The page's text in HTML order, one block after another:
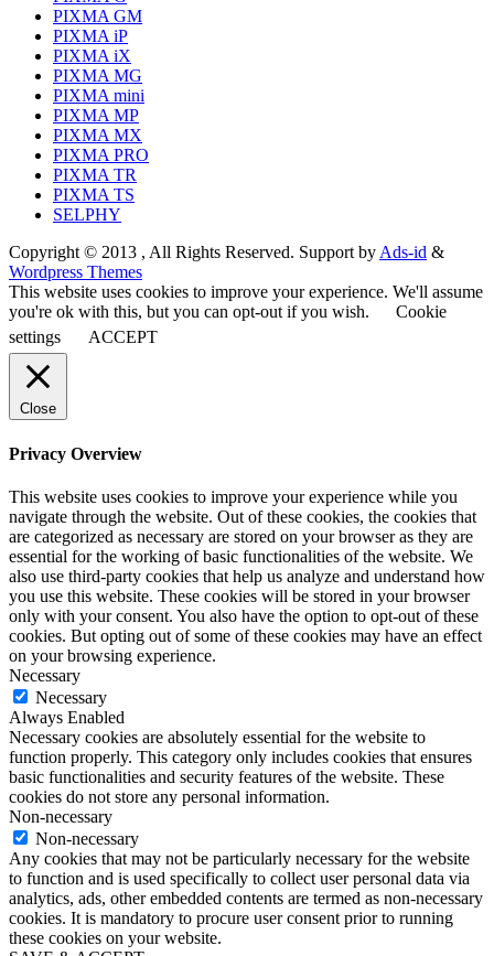
PIXMA GM
PIXMA iP
PIXMA iX
PIXMA MG
PIXMA mini
PIXMA MP
PIXMA MX
PIXMA PRO
PIXMA TR
PIXMA TS
SELPHY
Copyright © 2013 , All Rights Reserved. Support byAds-id &
Wordpress Themes
This website uses cookies to improve your experience. We'll assume
you're ok with this, but you can opt-out if you wish.
Cookie
settings
ACCEPT
Close
Privacy Overview
This website uses cookies to improve your experience while you
navigate through the website. Out of these cookies, the cookies that
are categorized as necessary are stored on your browser as they are
essential for the working of basic functionalities of the website. We
also use third-party cookies that help us analyze and understand how
you use this website. These cookies will be stored in your browser
only with your consent. You also have the option to opt-out of these
cookies. But opting out of some of these cookies may have an effect
on your browsing experience.
Necessary
Necessary
Always Enabled
Necessary cookies are absolutely essential for the website to
function properly. This category only includes cookies that ensures
basic functionalities and security features of the website. These
cookies do not store any personal information.
Non-necessary
Non-necessary
Any cookies that may not be particularly necessary for the website
to function and is used specifically to collect user personal data via
analytics, ads, other embedded contents are termed as non-necessary
cookies. It is mandatory to procure user consent prior to running
these cookies on your website.